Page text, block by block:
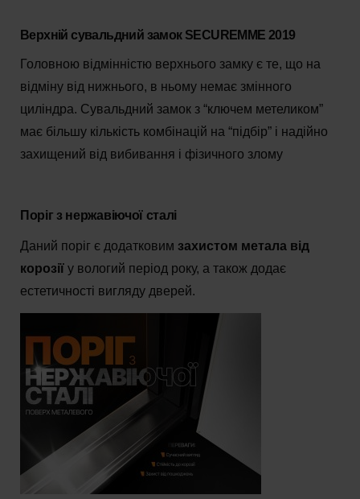
Верхній сувальдний замок SECUREMME 2019
Головною відмінністю верхнього замку є те, що на
відміну від нижнього, в ньому немає змінного
циліндра. Сувальдний замок з “ключем метеликом”
має більшу кількість комбінацій на “підбір” і надійно
захищений від вибивання і фізичного злому
Поріг з нержавіючої сталі
Даний поріг є додатковим захистом метала від
корозії у вологий період року, а також додає
естетичності вигляду дверей.